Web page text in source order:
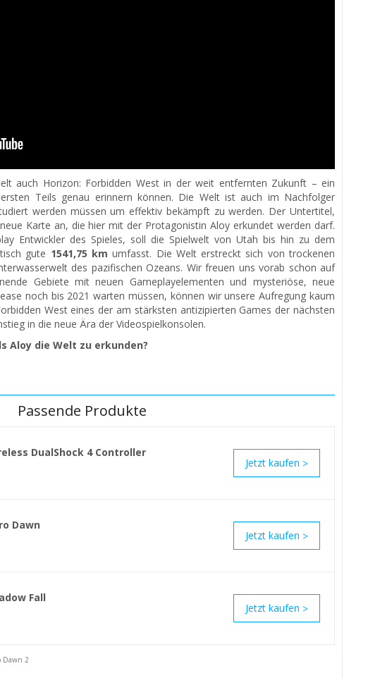
auch Horizon: Forbidden West in der weit entfernten Zukunft – ein
Teils genau erinnern können. Die Welt ist auch im Nachfolger
werden müssen um effektiv bekämpft zu werden. Der Untertitel,
Karte an, die hier mit der Protagonistin Aloy erkundet werden darf.
Entwickler des Spieles, soll die Spielwelt von Utah bis hin zu dem
gute 1541,75 km umfasst. Die Welt erstreckt sich von trockenen
des pazifischen Ozeans. Wir freuen uns vorab schon auf
Gebiete mit neuen Gameplayelementen und mysteriöse, neue
noch bis 2021 warten müssen, können wir unsere Aufregung kaum
West eines der am stärksten antizipierten Games der nächsten
in die neue Ära der Videospielkonsolen.
Aloy die Welt zu erkunden?
Passende Produkte
DualShock 4 Controller
>
Dawn
>
Fall
>
Dawn 2